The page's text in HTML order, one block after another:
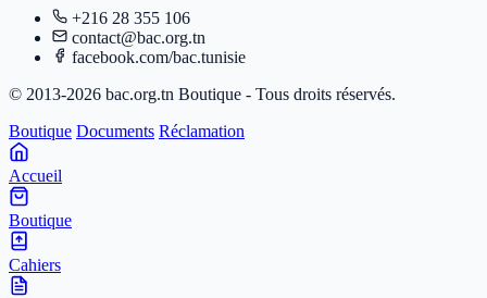
+216 28 355 106
contact@bac.org.tn
facebook.com/bac.tunisie
© 2013-2026 bac.org.tn Boutique - Tous droits réservés.
Boutique Documents Réclamation
Accueil
Boutique
Cahiers